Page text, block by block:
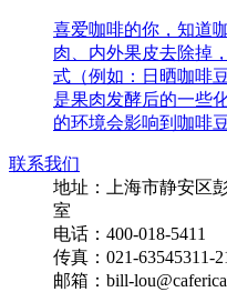
喜爱咖啡的你，知道
肉、内外果皮去除掉
式（例如：日晒咖啡
是果肉发酵后的一些
的环境会影响到咖啡
联系我们
地址：上海市静安区
室
电话：400-018-5411
传真：021-63545311-
邮箱：bill-